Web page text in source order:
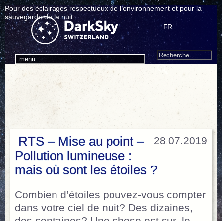
Pour des éclairages respectueux de l’environnement et pour la
sauvegarde de la nuit
menu
FR
Search
Recherche
28.07.2019
RTS – Mise au point –
Pollution lumineuse :
mais où sont les étoiles ?
Combien d’étoiles pouvez-vous compter
dans votre ciel de nuit? Des dizaines,